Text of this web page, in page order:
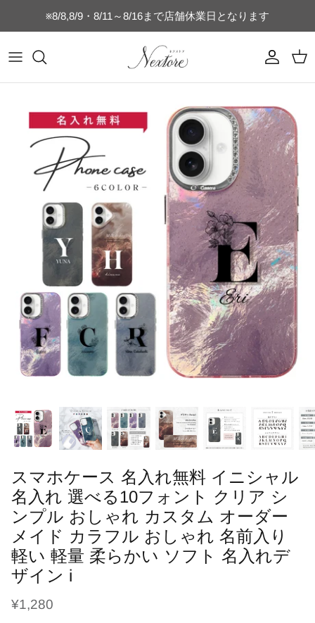
ン
を
※8/8,8/9・8/11～8/16まで店舗休業日となります
マグカップ
水筒・ボトル
グラス
ぐい呑み・おちょこセット
キャニスター
乳歯ケース
へその緒ケース
命名書・名前札
キーホルダー
お弁当箱
ベビーボトル
ブラシ・くし
よだれかけ
レターバナー
刺繍名入れ商品
母子手帳・お薬手帳カバー
時計付きフォトフレーム
ブライダル
ベビー
スポーツ
キッズ
干支
趣味
メモリアル
七五三
カレンダー
フォトフレーム
犬のひげケース
犬の歯ケース
フードボウル
ネームタグ・迷子札
鳥の羽根ケース
うさぎの毛ケース
ハリネズミの針ケース
爬虫類の抜け殻ケース
switch
ヘアブラシ
キッチン雑貨
USBメモリー
オリジナルパズル
スマホケース
ゴルフ関連商品
表札
ソープフラワー
キッズTシャツ
ドライTシャツ（半袖）
ドライTシャツ（長袖）
名刺・通帳ケース
誕生日・記念日ギフト
母の日・父の日ギフト
おじいちゃんおばあちゃんへのギフト
スマホケース 名入れ無料 イニシャル
名入れ 選べる10フォント クリア シ
ンプル おしゃれ カスタム オーダー
メイド カラフル おしゃれ 名前入り
軽い 軽量 柔らかい ソフト 名入れデ
ザイン i
¥1,280